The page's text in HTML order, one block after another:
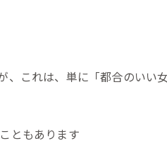
これは、単に「都合のいい
ともあります